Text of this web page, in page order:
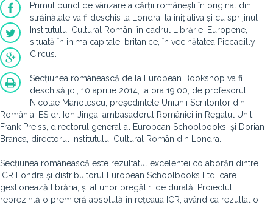
Primul punct de vânzare a cărții românești în original din
străinătate va fi deschis la Londra, la inițiativa și cu sprijinul
Institutului Cultural Român, în cadrul Librăriei Europene,
situată în inima capitalei britanice, în vecinătatea Piccadilly
Circus.
Secțiunea românească de la European Bookshop va fi
deschisă joi, 10 aprilie 2014, la ora 19.00, de profesorul
Nicolae Manolescu, președintele Uniunii Scriitorilor din
România, ES dr. Ion Jinga, ambasadorul României în Regatul Unit,
Frank Preiss, directorul general al European Schoolbooks, și Dorian
Branea, directorul Institutului Cultural Român din Londra.
Secțiunea românească este rezultatul excelentei colaborări dintre
ICR Londra și distribuitorul European Schoolbooks Ltd, care
gestionează librăria, și al unor pregătiri de durată. Proiectul
reprezintă o premieră absolută în rețeaua ICR, având ca rezultat o